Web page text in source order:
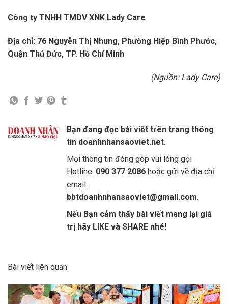
Công ty TNHH TMDV XNK Lady Care
Địa chỉ: 76 Nguyễn Thị Nhung, Phường Hiệp Bình Phước,
Quận Thủ Đức, TP. Hồ Chí Minh
(Nguồn: Lady Care)
Bạn đang đọc bài viết trên trang thông
tin doanhnhansaoviet.net.
Mọi thông tin đóng góp vui lòng gọi
Hotline: 090 377 2086 hoặc gửi về địa chỉ
email:
bbtdoanhnhansaoviet@gmail.com.
Nếu Bạn cảm thấy bài viết mang lại giá
trị hãy LIKE và SHARE nhé!
Bài viết liên quan: